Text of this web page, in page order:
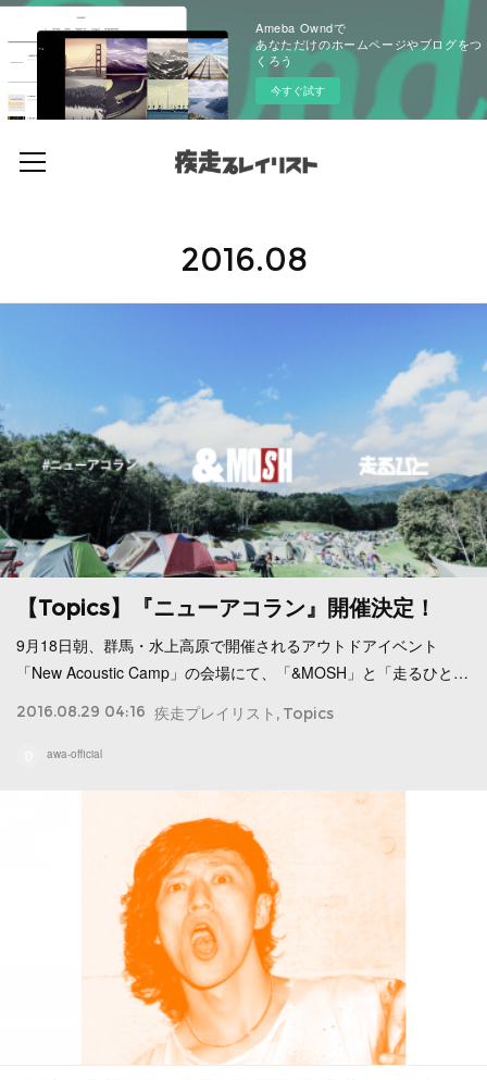
Ameba Owndで
あなただけのホームページやブログをつ
くろう
今すぐ試す
2016.08
【Topics】『ニューアコラン』開催決定！
9月18日朝、群馬・水上高原で開催されるアウトドアイベント
「New Acoustic Camp」の会場にて、「&MOSH」と「走るひと…
2016.08.29 04:16 疾走プレイリスト Topics
awa-official